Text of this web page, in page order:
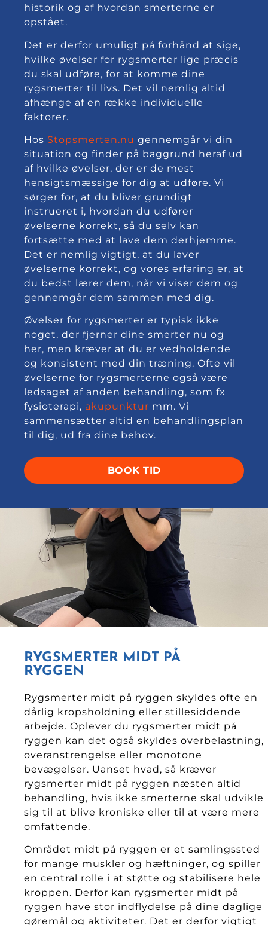
historik og af hvordan smerterne er
opstået.
Det er derfor umuligt på forhånd at sige,
hvilke øvelser for rygsmerter lige præcis
du skal udføre, for at komme dine
rygsmerter til livs. Det vil nemlig altid
afhænge af en række individuelle
faktorer.
Hos Stopsmerten.nu gennemgår vi din
situation og finder på baggrund heraf ud
af hvilke øvelser, der er de mest
hensigtsmæssige for dig at udføre. Vi
sørger for, at du bliver grundigt
instrueret i, hvordan du udfører
øvelserne korrekt, så du selv kan
fortsætte med at lave dem derhjemme.
Det er nemlig vigtigt, at du laver
øvelserne korrekt, og vores erfaring er, at
du bedst lærer dem, når vi viser dem og
gennemgår dem sammen med dig.
Øvelser for rygsmerter er typisk ikke
noget, der fjerner dine smerter nu og
her, men kræver at du er vedholdende
og konsistent med din træning. Ofte vil
øvelserne for rygsmerterne også være
ledsaget af anden behandling, som fx
fysioterapi, akupunktur mm. Vi
sammensætter altid en behandlingsplan
til dig, ud fra dine behov.
BOOK TID
RYGSMERTER MIDT PÅ
RYGGEN
Rygsmerter midt på ryggen skyldes ofte en
dårlig kropsholdning eller stillesiddende
arbejde. Oplever du rygsmerter midt på
ryggen kan det også skyldes overbelastning,
overanstrengelse eller monotone
bevægelser. Uanset hvad, så kræver
rygsmerter midt på ryggen næsten altid
behandling, hvis ikke smerterne skal udvikle
sig til at blive kroniske eller til at være mere
omfattende.
Området midt på ryggen er et samlingssted
for mange muskler og hæftninger, og spiller
en central rolle i at støtte og stabilisere hele
kroppen. Derfor kan rygsmerter midt på
ryggen have stor indflydelse på dine daglige
gøremål og aktiviteter. Det er derfor vigtigt